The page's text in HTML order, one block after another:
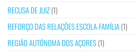
RECUSA DE JUIZ(1)
REFORÇO DAS RELAÇÕES ESCOLA-FAMÍLIA(1)
REGIÃO AUTÓNOMA DOS AÇORES(1)